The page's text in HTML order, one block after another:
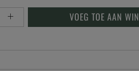
VOEG TOE AAN